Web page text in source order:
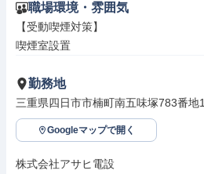
職場環境・雰囲気
【受動喫煙対策】
喫煙室設置
勤務地
三重県四日市市楠町南五味塚783番地1
Googleマップで開く
株式会社アサヒ電設